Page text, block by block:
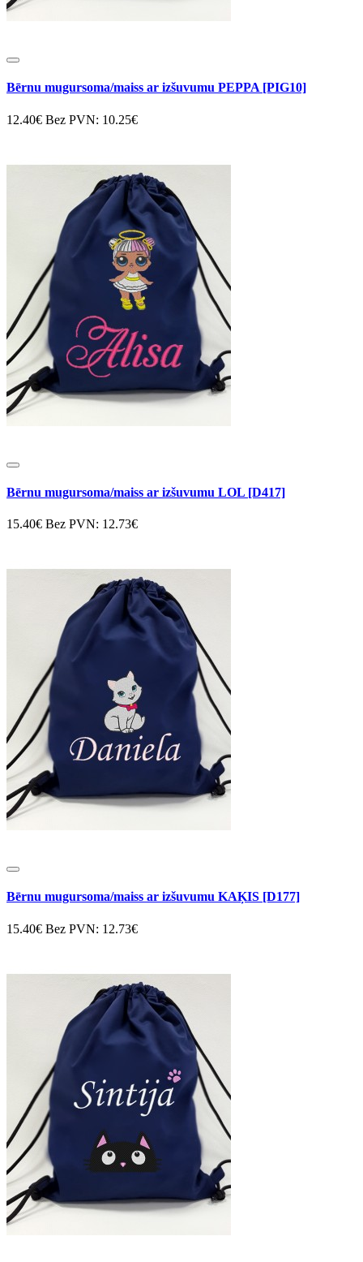
Bērnu mugursoma/maiss ar izšuvumu PEPPA [PIG10]
12.40€ Bez PVN: 10.25€
Bērnu mugursoma/maiss ar izšuvumu LOL [D417]
15.40€ Bez PVN: 12.73€
Bērnu mugursoma/maiss ar izšuvumu KAĶIS [D177]
15.40€ Bez PVN: 12.73€